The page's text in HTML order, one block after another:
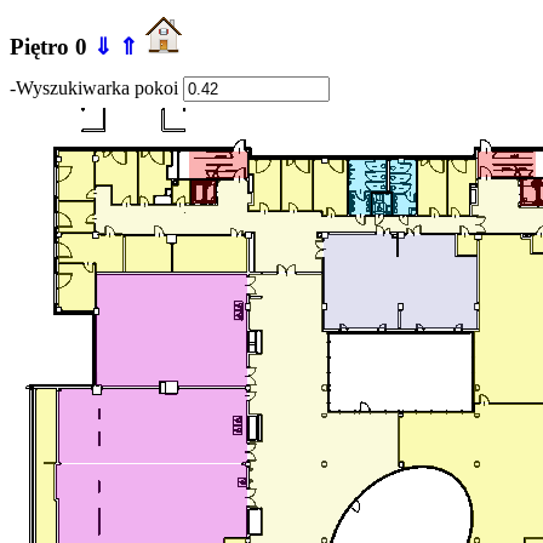
Piętro 0 ⇓ ⇑
-Wyszukiwarka pokoi